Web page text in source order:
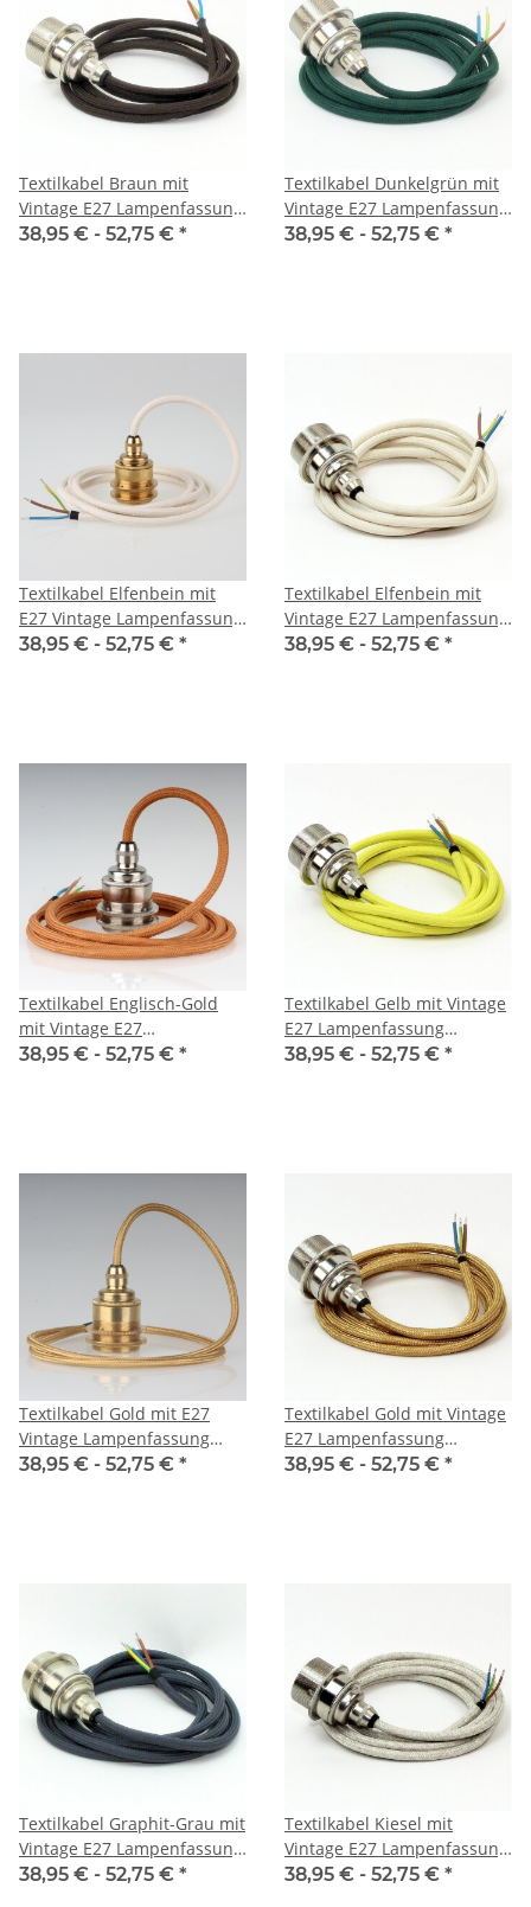
Textilkabel Braun mit
Vintage E27 Lampenfassung
Messing vernickelt und 2
38,95 € - 52,75 € *
Textilkabel Dunkelgrün mit
Vintage E27 Lampenfassung
Messing vernickelt und 2
38,95 € - 52,75 € *
Textilkabel Elfenbein mit
E27 Vintage Lampenfassung
Messing mit 2 Schraubringe
38,95 € - 52,75 € *
Textilkabel Elfenbein mit
Vintage E27 Lampenfassung
Messing vernickelt und 2
38,95 € - 52,75 € *
Textilkabel Englisch-Gold
mit Vintage E27
Lampenfassung Messing
38,95 € - 52,75 € *
Textilkabel Gelb mit Vintage
E27 Lampenfassung
Messing vernickelt und 2
38,95 € - 52,75 € *
Textilkabel Gold mit E27
Vintage Lampenfassung
Messing mit 2 Schraubringe
38,95 € - 52,75 € *
Textilkabel Gold mit Vintage
E27 Lampenfassung
Messing vernickelt und 2
38,95 € - 52,75 € *
Textilkabel Graphit-Grau mit
Vintage E27 Lampenfassung
Messing vernickelt und 2
38,95 € - 52,75 € *
Textilkabel Kiesel mit
Vintage E27 Lampenfassung
Messing vernickelt und 2
38,95 € - 52,75 € *